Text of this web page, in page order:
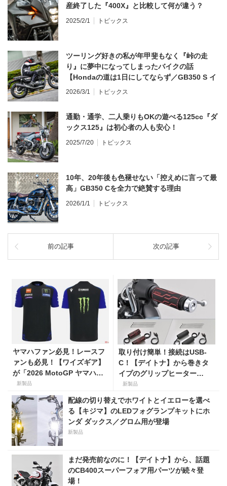
産終了した『400X』と比較して何が違う？
2025/2/1 トピックス
ツーリング好きの私が年甲斐もなく『峠の走
り』に夢中になってしまったバイクの話
【Hondaの道は1日にしてならず／GB350 S イ
ンプレ・レビュー 前編】
2026/3/1 トピックス
通勤・通学、二人乗りもOKの遊べる125cc『ダ
ックス125』は初心者の人も安心！
2025/7/20 トピックス
10年、20年後も色褪せない「控えめに言って最
高」GB350 Cを全力で絶賛する理由
2026/1/1 トピックス
前の記事 次の記事
ヤマハファン必見！レースフ
ァンも必見！【ワイズギア】
が「2026 MotoGP ヤマハオ
フィシャルアパレル」を数量
限定でリリース
新製品
取り付け簡単！接続はUSB-
C！【デイトナ】から巻きタ
イプのグリップヒーター
「HOT GRIP WRAP HEAT」
新製品
配線の切り替えでホワイトとイエローを選べ
る【キジマ】のLEDフォグランプキットにホ
ンダ ダックス／グロム用が登場
新製品
まだ発売前なのに！【デイトナ】から、話題
のCB400スーパーフォア用パーツが続々登
場！